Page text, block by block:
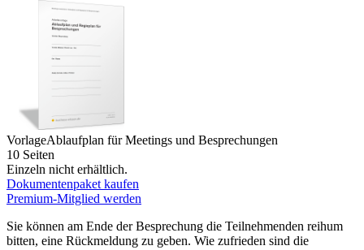
VorlageAblaufplan für Meetings und Besprechungen
10 Seiten
Einzeln nicht erhältlich.
Dokumentenpaket kaufen
Premium-Mitglied werden
Sie können am Ende der Besprechung die Teilnehmenden reihum
bitten, eine Rückmeldung zu geben. Wie zufrieden sind die